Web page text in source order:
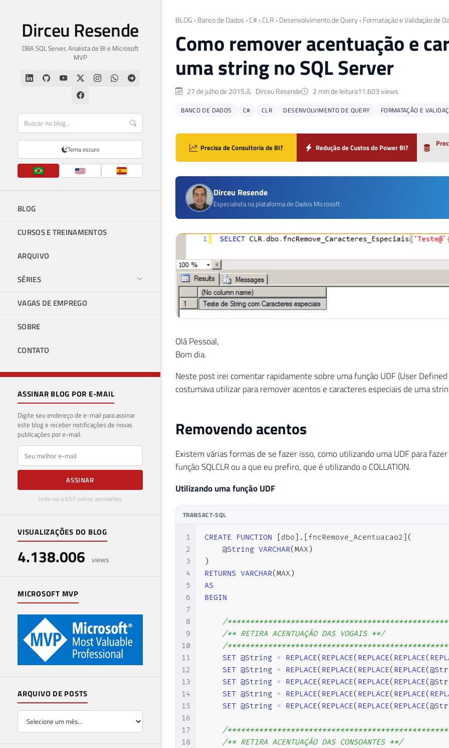
Dirceu Resende
DBA SQL Server, Analista de BI e Microsoft
MVP
Tema escuro
BLOG
CURSOS E TREINAMENTOS
ARQUIVO
SÉRIES
VAGAS DE EMPREGO
SOBRE
CONTATO
ASSINAR BLOG POR E-MAIL
Digite seu endereço de e-mail para assinar
este blog e receber notificações de novas
publicações por e-mail.
E-mail
ASSINAR
Junte-se a 657 outros assinantes
VISUALIZAÇÕES DO BLOG
4.138.006 views
MICROSOFT MVP
ARQUIVO DE POSTS
BLOG › Banco de Dados › C# › CLR › Desenvolvimento de Query › Formatação e Validação de
Como remover acentuação e
uma string no SQL Server
27 de julho de 2015 Dirceu Resende 2 min de leitura11.603 views
BANCO DE DADOS C# CLR DESENVOLVIMENTO DE QUERY FORMATAÇÃO E
Precisa de Consultoria de BI? Redução de Custos do Power BI?
Dirceu Resende
Especialista na plataforma de Dados Microsoft
Olá Pessoal,
Bom dia.
Neste post irei comentar rapidamente sobre uma função UDF (User
costumava utilizar para remover acentos e caracteres especiais de uma
Removendo acentos
Existem várias formas de se fazer isso, como utilizando uma UDF para
função SQLCLR ou a que eu prefiro, que é utilizando o COLLATION.
Utilizando uma função UDF
TRANSACT-SQL
1
2
3
4
5
6
7
8
9
10
11
12
13
14
15
16
17
18
CREATE FUNCTION dbo . fncRemove_Acentuacao2
(
@String VARCHAR(MAX)
)
RETURNS VARCHAR(MAX)
AS
BEGIN
/
/** RETIRA ACENTUAÇÃO DAS VOGAIS **/
/
SET @String = REPLACE( REPLACE( REPLACE( REPLACE(
SET @String = REPLACE( REPLACE( REPLACE( REPLACE(
SET @String = REPLACE( REPLACE( REPLACE( REPLACE(
SET @String = REPLACE( REPLACE( REPLACE( REPLACE(
SET @String = REPLACE( REPLACE( REPLACE( REPLACE(
/
/** RETIRA ACENTUAÇÃO DAS CONSOANTES **/